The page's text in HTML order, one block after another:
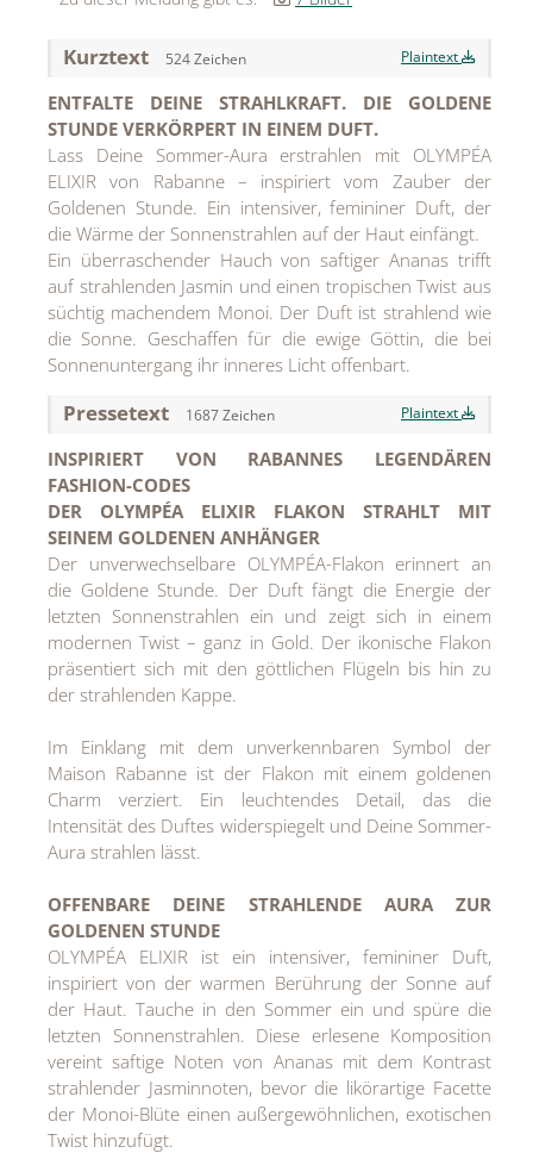
Nägele & Strubell
PUIG
Rabanne
sh!ne by Dorotheum Juwelier
Sicheldorfer Heilwasser
TK Maxx
True Co.
VOSSEN
WELEDA
MEDIA
ÜBER
KONTAKT
Kurztext 524 Zeichen Plaintext
ENTFALTE DEINE STRAHLKRAFT. DIE GOLDENE
STUNDE VERKÖRPERT IN EINEM DUFT.
Lass Deine Sommer-Aura erstrahlen mit OLYMPÉA
ELIXIR von Rabanne – inspiriert vom Zauber der
Goldenen Stunde. Ein intensiver, femininer Duft, der
die Wärme der Sonnenstrahlen auf der Haut einfängt.
Ein überraschender Hauch von saftiger Ananas trifft
auf strahlenden Jasmin und einen tropischen Twist aus
süchtig machendem Monoi. Der Duft ist strahlend wie
die Sonne. Geschaffen für die ewige Göttin, die bei
Sonnenuntergang ihr inneres Licht offenbart.
Pressetext 1687 Zeichen Plaintext
INSPIRIERT VON RABANNES LEGENDÄREN
FASHION-CODES
DER OLYMPÉA ELIXIR FLAKON STRAHLT MIT
SEINEM GOLDENEN ANHÄNGER
Der unverwechselbare OLYMPÉA-Flakon erinnert an
die Goldene Stunde. Der Duft fängt die Energie der
letzten Sonnenstrahlen ein und zeigt sich in einem
modernen Twist – ganz in Gold. Der ikonische Flakon
präsentiert sich mit den göttlichen Flügeln bis hin zu
der strahlenden Kappe.
Im Einklang mit dem unverkennbaren Symbol der
Maison Rabanne ist der Flakon mit einem goldenen
Charm verziert. Ein leuchtendes Detail, das die
Intensität des Duftes widerspiegelt und Deine Sommer-
Aura strahlen lässt.
OFFENBARE DEINE STRAHLENDE AURA ZUR
GOLDENEN STUNDE
OLYMPÉA ELIXIR ist ein intensiver, femininer Duft,
inspiriert von der warmen Berührung der Sonne auf
der Haut. Tauche in den Sommer ein und spüre die
letzten Sonnenstrahlen. Diese erlesene Komposition
vereint saftige Noten von Ananas mit dem Kontrast
strahlender Jasminnoten, bevor die likörartige Facette
der Monoi-Blüte einen außergewöhnlichen, exotischen
Twist hinzufügt.